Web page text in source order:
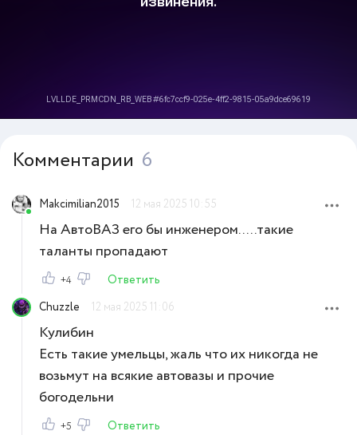
Комментарии 6
Makcimilian2015 12 мая 2025 10:55
На АвтоВАЗ его бы инженером.....такие
таланты пропадают
+4
Ответить
Chuzzle
12 мая 2025 11:06
Кулибин
Есть такие умельцы, жаль что их никогда не
возьмут на всякие автовазы и прочие
богодельни
+5
Ответить